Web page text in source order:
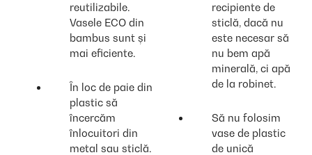
reutilizabile.
Vasele ECO din
bambus sunt și
mai eficiente.
În loc de paie din
plastic să
încercăm
înlocuitori din
metal sau sticlă.
recipiente de
sticlă, dacă nu
este necesar să
nu bem apă
minerală, ci apă
de la robinet.
Să nu folosim
vase de plastic
de unică